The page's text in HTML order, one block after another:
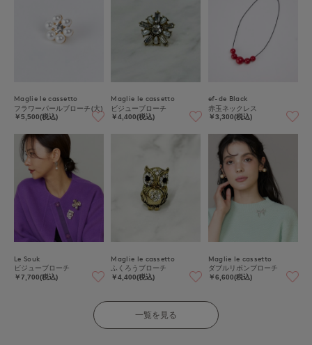
Maglie le cassetto
フラワーパールブローチ(大)
￥5,500(税込)
Maglie le cassetto
ビジューブローチ
￥4,400(税込)
ef-de Black
赤玉ネックレス
￥3,300(税込)
Le Souk
ビジューブローチ
￥7,700(税込)
Maglie le cassetto
ふくろうブローチ
￥4,400(税込)
Maglie le cassetto
ダブルリボンブローチ
￥6,600(税込)
一覧を見る